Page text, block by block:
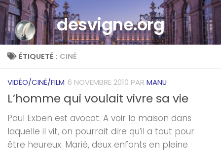
Skip to contentdesvigne.org
ÉTIQUETÉ : CINÉ
VIDÉO/CINÉ/FILM 6 NOVEMBRE 2010 PAR MANU
L’homme qui voulait vivre sa vie
Paul Exben est avocat. A voir la maison dans
laquelle il vit, on pourrait dire qu’il a tout pour
être heureux. Marié, deux enfants en pleine